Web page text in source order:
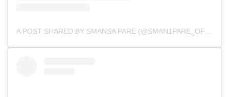
A POST SHARED BY SMANSA PARE (@SMAN1PARE_OFFICIAL)